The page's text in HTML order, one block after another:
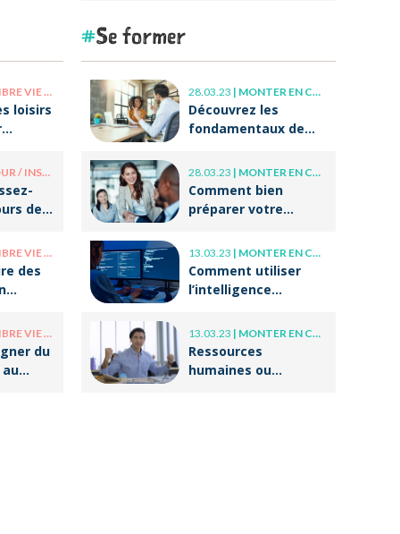
/ VIE PERSO
loisirs
/ INSOLITE
de
/ VIE PERSO
des
/ VIE PERSO
du
Se former
28.03.23 | MONTER EN COMPÉTENCE
Découvrez les
fondamentaux de
et du coaching !
28.03.23 | MONTER EN COMPÉTENCE
Comment bien
préparer votre
professionnelle ?
13.03.23 | MONTER EN COMPÉTENCE
Comment utiliser
l’intelligence
ses écrits
professionnels ?
13.03.23 | MONTER EN COMPÉTENCE
Ressources
humaines ou